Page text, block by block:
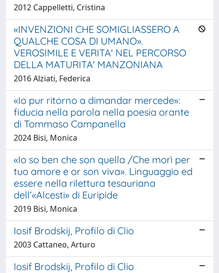
2012 Cappelletti, Cristina
«INVENZIONI CHE SOMIGLIASSERO A
QUALCHE COSA DI UMANO».
VEROSIMILE E VERITA' NEL PERCORSO
DELLA MATURITA' MANZONIANA
2016 Alziati, Federica
«Io pur ritorno a dimandar mercede»:
fiducia nella parola nella poesia orante
di Tommaso Campanella
2024 Bisi, Monica
«Io so ben che son quella /Che morì per
tuo amore e or son viva». Linguaggio ed
essere nella rilettura tesauriana
dell’«Alcesti» di Euripide
2019 Bisi, Monica
Iosif Brodskij, Profilo di Clio
2003 Cattaneo, Arturo
Iosif Brodskij, Profilo di Clio